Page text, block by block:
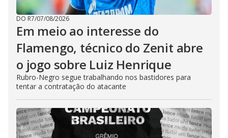
DO R7/07/08/2026
Em meio ao interesse do
Flamengo, técnico do Zenit abre
o jogo sobre Luiz Henrique
Rubro-Negro segue trabalhando nos bastidores para
tentar a contratação do atacante